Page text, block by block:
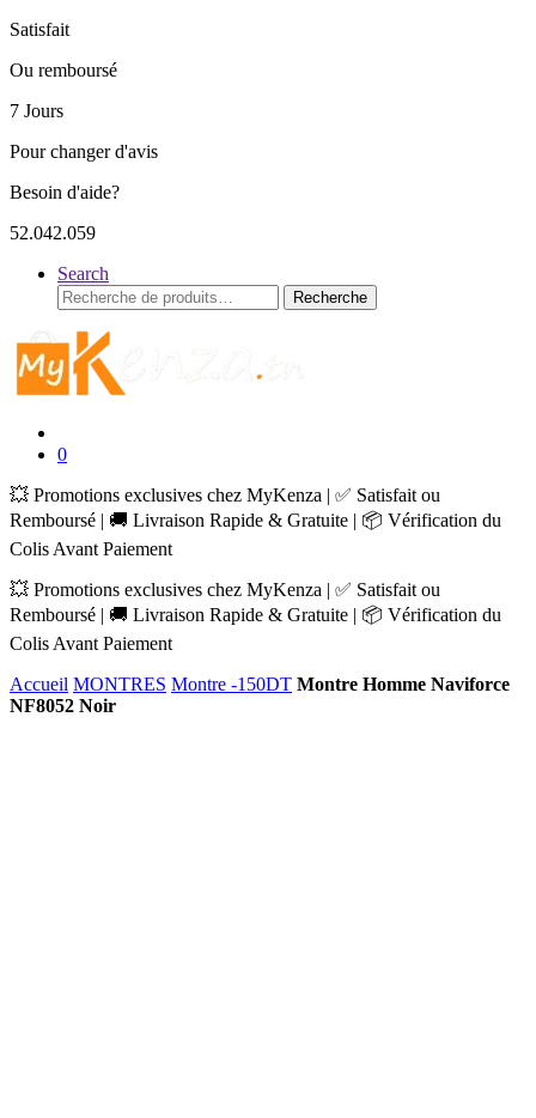
Satisfait
Ou remboursé
7 Jours
Pour changer d'avis
Besoin d'aide?
52.042.059
Search
Recherche
pour :
Recherche
0
💥 Promotions exclusives chez MyKenza | ✅ Satisfait ou
Remboursé | 🚚 Livraison Rapide & Gratuite | 📦 Vérification du
Colis Avant Paiement
💥 Promotions exclusives chez MyKenza | ✅ Satisfait ou
Remboursé | 🚚 Livraison Rapide & Gratuite | 📦 Vérification du
Colis Avant Paiement
Accueil MONTRES Montre -150DT Montre Homme Naviforce
NF8052 Noir